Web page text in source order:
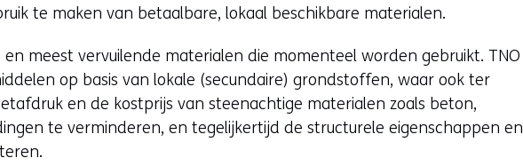
te maken van betaalbare, lokaal beschikbare materialen.
meest vervuilende materialen die momenteel worden gebruikt. TNO
op basis van lokale (secundaire) grondstoffen, waar ook ter
en de kostprijs van steenachtige materialen zoals beton,
te verminderen, en tegelijkertijd de structurele eigenschappen en